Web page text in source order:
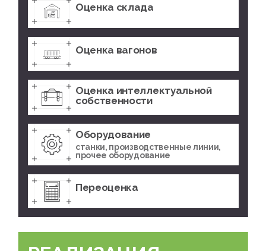
Оценка склада
Оценка вагонов
Оценка интеллектуальной
собственности
Оборудование
станки, производственные линии,
прочее оборудование
Переоценка